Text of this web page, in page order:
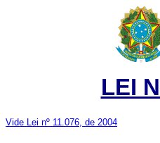
LEI
Vide Lei nº 11.076, de 2004